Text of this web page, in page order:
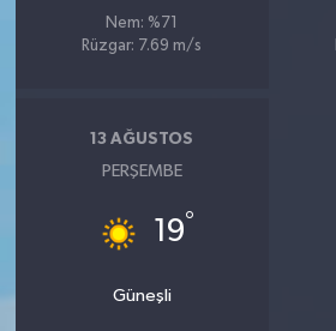
Nem: %71
Rüzgar: 7.69 m/s
13 AĞUSTOS
PERŞEMBE
19°
Güneşli